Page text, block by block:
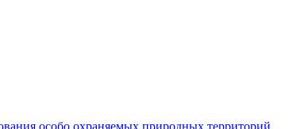
особо охраняемых природных территорий